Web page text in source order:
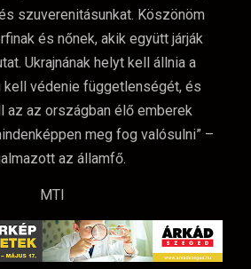
szuverenitásunkat. Köszönöm
és nőnek, akik együtt járják
Ukrajnának helyt kell állnia a
kell védenie függetlenségét, és
az az országban élő emberek
meg fog valósulni” –
az államfő.
MTI